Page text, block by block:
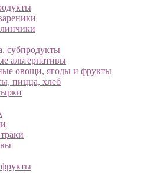
субпродукты
альтернативы
овощи, ягоды и фрукты
пицца, хлеб